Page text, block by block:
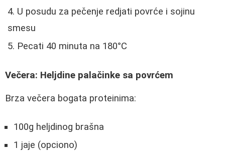
U posudu za pečenje redjati povrće i sojinu
smesu
Pecati 40 minuta na 180°C
Večera: Heljdine palačinke sa povrćem
Brza večera bogata proteinima:
100g heljdinog brašna
1 jaje (opciono)